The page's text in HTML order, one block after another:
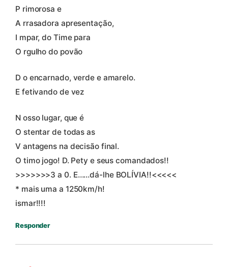
P rimorosa e
A rrasadora apresentação,
I mpar, do Time para
O rgulho do povão
D o encarnado, verde e amarelo.
E fetivando de vez
N osso lugar, que é
O stentar de todas as
V antagens na decisão final.
O timo jogo! D. Pety e seus comandados!!
>>>>>>>3 a 0. E……dá-lhe BOLÍVIA!!<<<<<
* mais uma a 1250km/h!
ismar!!!!
Responder